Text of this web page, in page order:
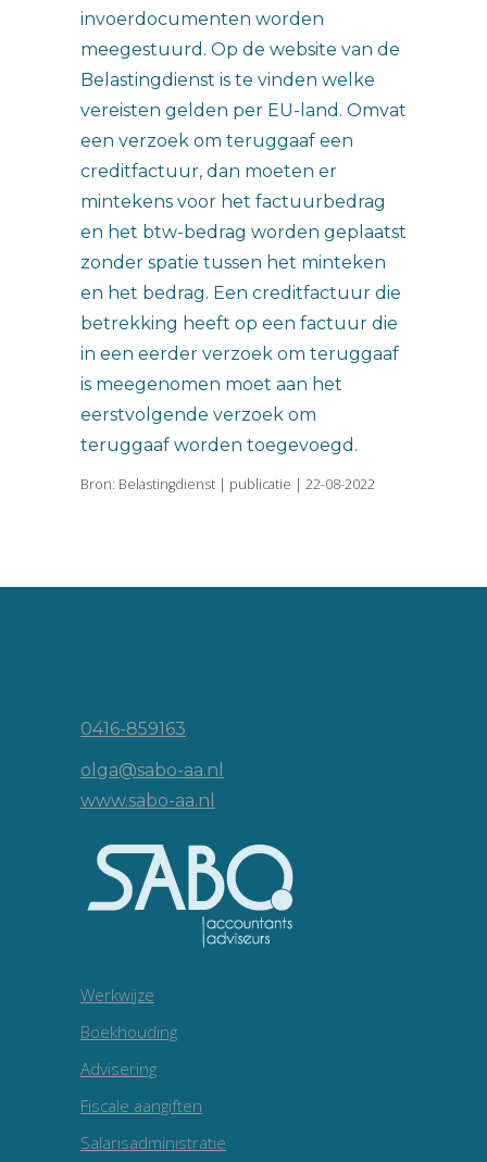
invoerdocumenten worden
meegestuurd. Op de website van de
Belastingdienst is te vinden welke
vereisten gelden per EU-land. Omvat
een verzoek om teruggaaf een
creditfactuur, dan moeten er
mintekens voor het factuurbedrag
en het btw-bedrag worden geplaatst
zonder spatie tussen het minteken
en het bedrag. Een creditfactuur die
betrekking heeft op een factuur die
in een eerder verzoek om teruggaaf
is meegenomen moet aan het
eerstvolgende verzoek om
teruggaaf worden toegevoegd.
Bron: Belastingdienst | publicatie | 22-08-2022
0416-859163
olga@sabo-aa.nl
www.sabo-aa.nl
Werkwijze
Boekhouding
Advisering
Fiscale aangiften
Salarisadministratie